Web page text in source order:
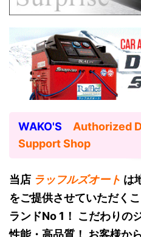
WAKO'S Authorized
Support Shop
当店 ラッフルズオート は
をご提供させていただく
ランドNo 1！ こだわりの